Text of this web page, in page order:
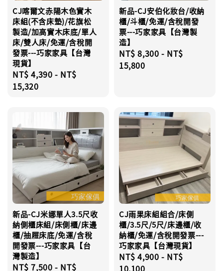
CJ喀爾文赤陽木色實木
床組(不含床墊)/花旗松
製造/加高實木床底/單人
床/雙人床/免運/含稅開
發票---巧家家具【台灣
現貨】
Regular
price
NT$ 4,390 - NT$
15,320
新品-CJ安伯化妝台/收納
櫃/斗櫃/免運/含稅開發
票---巧家家具【台灣製
造】
Regular
price
NT$ 8,300 - NT$
15,800
新品-CJ米娜單人3.5尺收
納側櫃床組/床側櫃/床邊
櫃/抽屜床底/免運/含稅
開發票---巧家家具【台
灣製造】
Regular
NT$ 7,500 - NT$
CJ雨果床組組合/床側
櫃/3.5尺/5尺/床邊櫃/收
納櫃/免運/含稅開發票---
巧家家具【台灣現貨】
Regular
price
NT$ 4,900 - NT$
10,100